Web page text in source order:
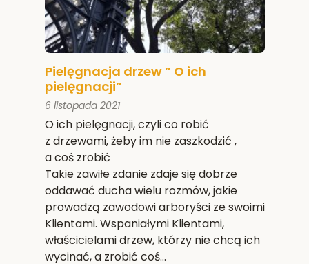
Pielęgnacja drzew ” O ich
pielęgnacji”
6 listopada 2021
O ich pielęgnacji, czyli co robić
z drzewami, żeby im nie zaszkodzić ,
a coś zrobić
Takie zawiłe zdanie zdaje się dobrze
oddawać ducha wielu rozmów, jakie
prowadzą zawodowi arboryści ze swoimi
Klientami. Wspaniałymi Klientami,
właścicielami drzew, którzy nie chcą ich
wycinać, a zrobić coś…